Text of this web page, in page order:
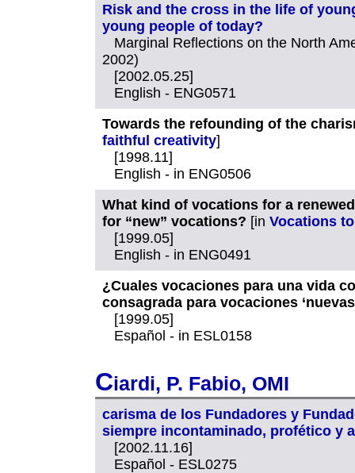
Risk and the cross in the life of
young people of today?
Marginal Reflections on the North
2002)
[2002.05.25]
English - ENG0571
Towards the refounding of the
faithful creativity]
[1998.11]
English - in ENG0506
What kind of vocations for a
for “new” vocations? [in Vocations
[1999.05]
English - in ENG0491
¿Cuales vocaciones para una vida
consagrada para vocaciones
[1999.05]
Español - in ESL0158
Ciardi, P. Fabio, OMI
carisma de los Fundadores y
siempre incontaminado, profético y
[2002.11.16]
Español - ESL0275